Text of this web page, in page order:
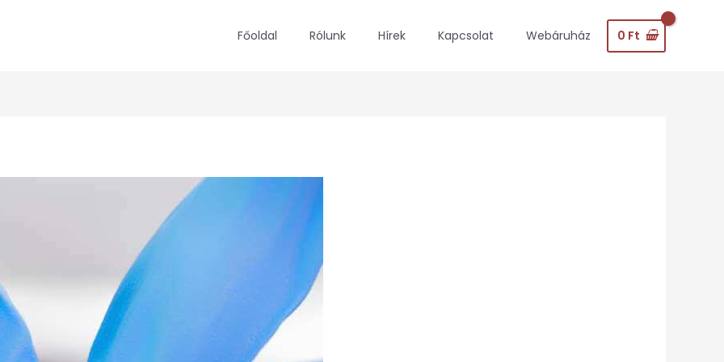
Főoldal Rólunk Hírek Kapcsolat Webáruház 0 Ft